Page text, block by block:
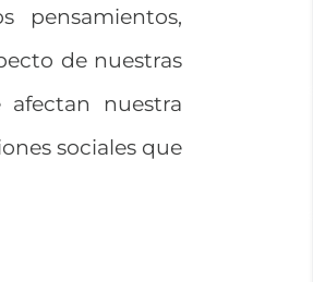
pensamientos,
de nuestras
afectan nuestra
sociales que